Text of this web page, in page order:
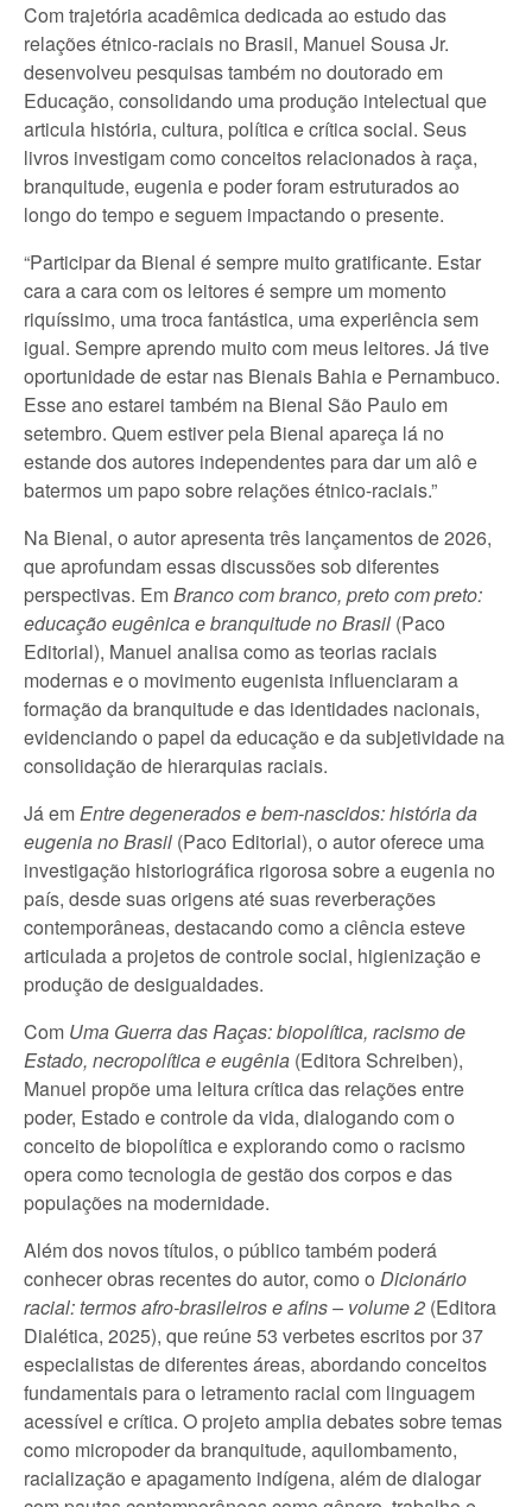
Com trajetória acadêmica dedicada ao estudo das
relações étnico-raciais no Brasil, Manuel Sousa Jr.
desenvolveu pesquisas também no doutorado em
Educação, consolidando uma produção intelectual que
articula história, cultura, política e crítica social. Seus
livros investigam como conceitos relacionados à raça,
branquitude, eugenia e poder foram estruturados ao
longo do tempo e seguem impactando o presente.
“Participar da Bienal é sempre muito gratificante. Estar
cara a cara com os leitores é sempre um momento
riquíssimo, uma troca fantástica, uma experiência sem
igual. Sempre aprendo muito com meus leitores. Já tive
oportunidade de estar nas Bienais Bahia e Pernambuco.
Esse ano estarei também na Bienal São Paulo em
setembro. Quem estiver pela Bienal apareça lá no
estande dos autores independentes para dar um alô e
batermos um papo sobre relações étnico-raciais.”
Na Bienal, o autor apresenta três lançamentos de 2026,
que aprofundam essas discussões sob diferentes
perspectivas. EmBranco com branco, preto com preto:
educação eugênica e branquitude no Brasil (Paco
Editorial), Manuel analisa como as teorias raciais
modernas e o movimento eugenista influenciaram a
formação da branquitude e das identidades nacionais,
evidenciando o papel da educação e da subjetividade na
consolidação de hierarquias raciais.
Já emEntre degenerados e bem-nascidos: história da
eugenia no Brasil (Paco Editorial), o autor oferece uma
investigação historiográfica rigorosa sobre a eugenia no
país, desde suas origens até suas reverberações
contemporâneas, destacando como a ciência esteve
articulada a projetos de controle social, higienização e
produção de desigualdades.
Com Uma Guerra das Raças: biopolítica, racismo de
Estado, necropolítica e eugênia (Editora Schreiben),
Manuel propõe uma leitura crítica das relações entre
poder, Estado e controle da vida, dialogando com o
conceito de biopolítica e explorando como o racismo
opera como tecnologia de gestão dos corpos e das
populações na modernidade.
Além dos novos títulos, o público também poderá
conhecer obras recentes do autor, como o Dicionário
racial: termos afro-brasileiros e afins – volume 2 (Editora
Dialética, 2025), que reúne 53 verbetes escritos por 37
especialistas de diferentes áreas, abordando conceitos
fundamentais para o letramento racial com linguagem
acessível e crítica. O projeto amplia debates sobre temas
como micropoder da branquitude, aquilombamento,
racialização e apagamento indígena, além de dialogar